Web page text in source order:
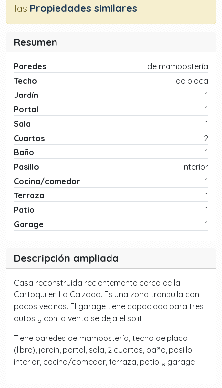
las Propiedades similares.
Resumen
Paredes
de mampostería
Techo
de placa
Jardín
1
Portal
1
Sala
1
Cuartos
2
Baño
1
Pasillo
interior
Cocina/comedor
1
Terraza
1
Patio
1
Garage
1
Descripción ampliada
Casa reconstruida recientemente cerca de la
Cartoqui en La Calzada. Es una zona tranquila con
pocos vecinos. El garage tiene capacidad para tres
autos y con la venta se deja el split.
Tiene paredes de mampostería, techo de placa
(libre), jardín, portal, sala, 2 cuartos, baño, pasillo
interior, cocina/comedor, terraza, patio y garage